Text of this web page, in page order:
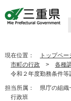
現在位置： トップペー
市町の行政 > 各種
令和２年度勤務条件等
担当所属： 県庁の組
行政班